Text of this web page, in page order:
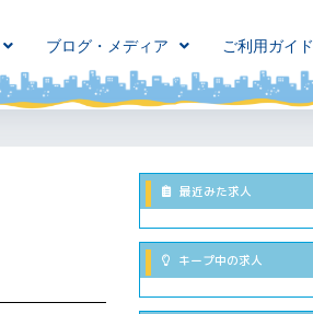
ブログ・メディア ご利用ガイド
最近みた求人
キープ中の求人